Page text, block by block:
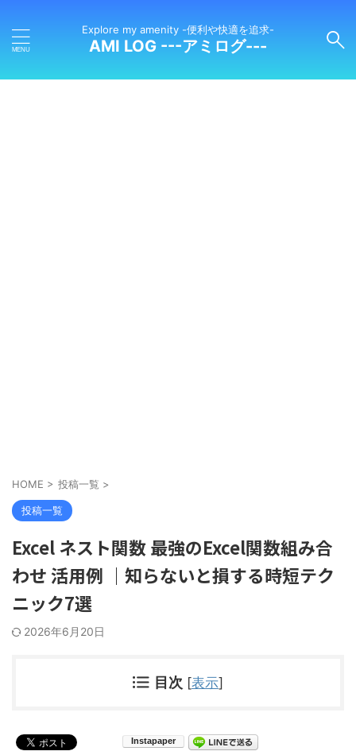
Explore my amenity -便利や快適を追求-
AMI LOG ---アミログ---
HOME > 投稿一覧 >
投稿一覧
Excel ネスト関数 最強のExcel関数組み合
わせ 活用例 ｜知らないと損する時短テク
ニック7選
2026年6月20日
目次 [表示]